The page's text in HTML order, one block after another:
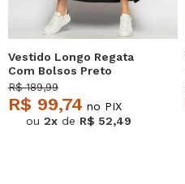
Vestido Longo Regata
Com Bolsos Preto
Salvatore
R$ 189,99
R$ 99,74 no PIX
ou 2x de R$ 52,49